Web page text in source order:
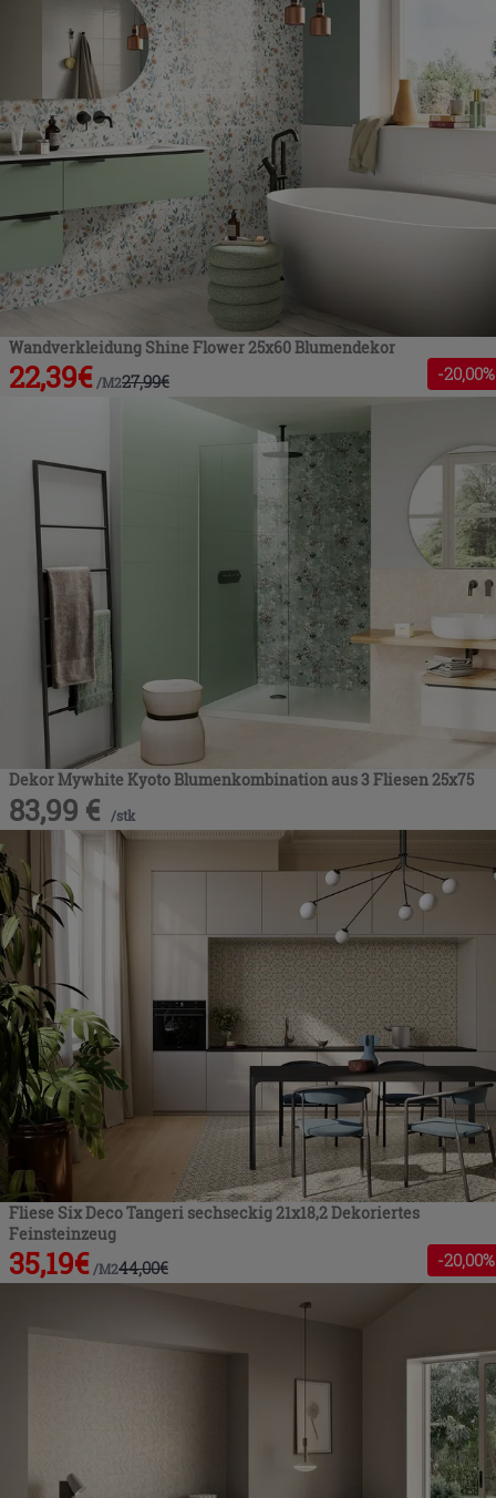
Wandverkleidung Shine Flower 25x60 Blumendekor
22,39€ /M227,99€ -20,00%
Dekor Mywhite Kyoto Blumenkombination aus 3 Fliesen 25x75
83,99 € /stk
Fliese Six Deco Tangeri sechseckig 21x18,2 Dekoriertes
Feinsteinzeug
35,19€ /M244,00€ -20,00%